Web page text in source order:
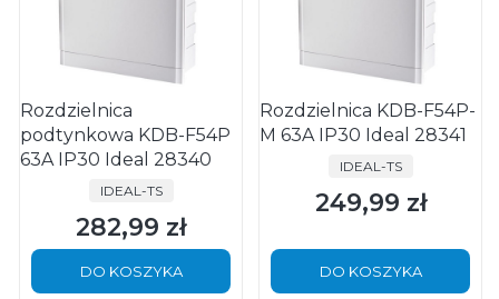
Rozdzielnica
podtynkowa KDB-F54P
63A IP30 Ideal 28340
PRODUCENT
IDEAL-TS
Cena
282,99 zł
DO KOSZYKA
Rozdzielnica KDB-F54P-
M 63A IP30 Ideal 28341
PRODUCENT
IDEAL-TS
Cena
249,99 zł
DO KOSZYKA